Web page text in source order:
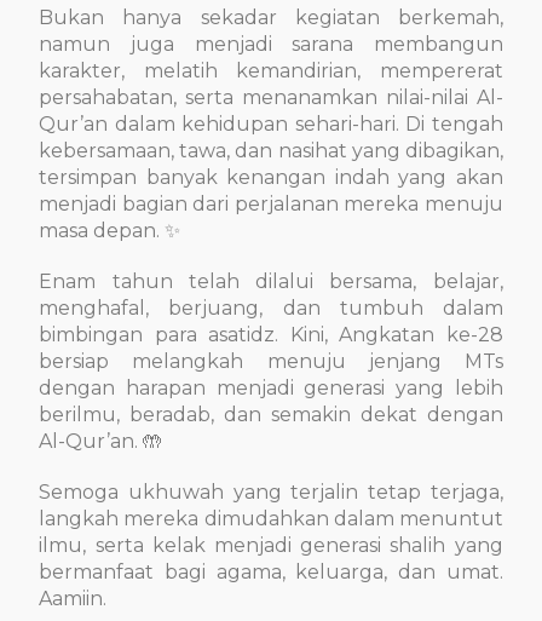
Bukan hanya sekadar kegiatan berkemah,
namun juga menjadi sarana membangun
karakter, melatih kemandirian, mempererat
persahabatan, serta menanamkan nilai-nilai Al-
Qur’an dalam kehidupan sehari-hari. Di tengah
kebersamaan, tawa, dan nasihat yang dibagikan,
tersimpan banyak kenangan indah yang akan
menjadi bagian dari perjalanan mereka menuju
masa depan. ✨
Enam tahun telah dilalui bersama, belajar,
menghafal, berjuang, dan tumbuh dalam
bimbingan para asatidz. Kini, Angkatan ke-28
bersiap melangkah menuju jenjang MTs
dengan harapan menjadi generasi yang lebih
berilmu, beradab, dan semakin dekat dengan
Al-Qur’an. 🤲
Semoga ukhuwah yang terjalin tetap terjaga,
langkah mereka dimudahkan dalam menuntut
ilmu, serta kelak menjadi generasi shalih yang
bermanfaat bagi agama, keluarga, dan umat.
Aamiin.